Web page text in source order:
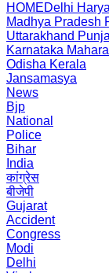
HOMEDelhi
Madhya Pradesh
Uttarakhand
Karnataka
Odisha Kerala
Jansamasya
News
Bjp
National
Police
Bihar
India
कांग्रेस
बीजेपी
Gujarat
Accident
Congress
Modi
Delhi